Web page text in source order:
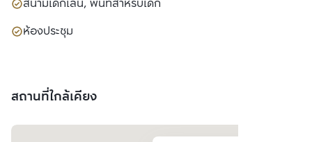
ห้องประชุม
สถานที่ใกล้เคียง